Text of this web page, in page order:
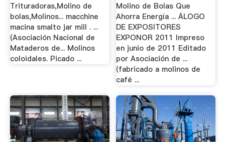
Trituradoras,Molino de
bolas,Molinos... macchine
macina smalto jar mill . ...
(Asociación Nacional de
Mataderos de... Molinos
coloidales. Picado ...
Molino de Bolas Que
Ahorra Energía ... ÁLOGO
DE EXPOSITORES
EXPONOR 2011 Impreso
en junio de 2011 Editado
por Asociación de ...
(fabricado a molinos de
café ...